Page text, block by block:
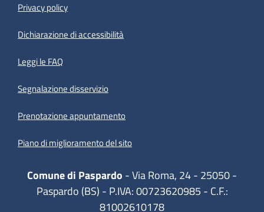
Privacy policy
Dichiarazione di accessibilità
Leggi le FAQ
Segnalazione disservizio
Prenotazione appuntamento
Piano di miglioramento del sito
Comune di Paspardo - Via Roma, 24 - 25050 -
Paspardo (BS) - P.IVA: 00723620985 - C.F.:
81002610178